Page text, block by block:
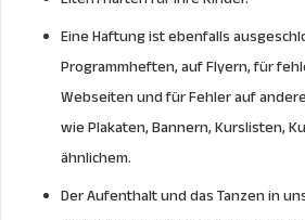
Eine Haftung ist ebenfalls
Programmheften, auf Flyern, für
Webseiten und für Fehler auf
wie Plakaten, Bannern, Kurslisten,
ähnlichem.
Der Aufenthalt und das Tanzen in